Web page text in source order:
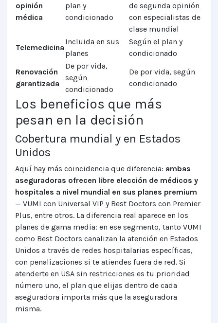
opinión
médica
plan y
condicionado
de segunda opinión
con especialistas de
clase mundial
Telemedicina
Incluida en sus
planes
Según el plan y
condicionado
Renovación
garantizada
De por vida,
según
condicionado
De por vida, según
condicionado
Los beneficios que más
pesan en la decisión
Cobertura mundial y en Estados
Unidos
Aquí hay más coincidencia que diferencia: ambas
aseguradoras ofrecen libre elección de médicos y
hospitales a nivel mundial en sus planes premium
— VUMI con Universal VIP y Best Doctors con Premier
Plus, entre otros. La diferencia real aparece en los
planes de gama media: en ese segmento, tanto VUMI
como Best Doctors canalizan la atención en Estados
Unidos a través de redes hospitalarias específicas,
con penalizaciones si te atiendes fuera de red. Si
atenderte en USA sin restricciones es tu prioridad
número uno, el plan que elijas dentro de cada
aseguradora importa más que la aseguradora
misma.